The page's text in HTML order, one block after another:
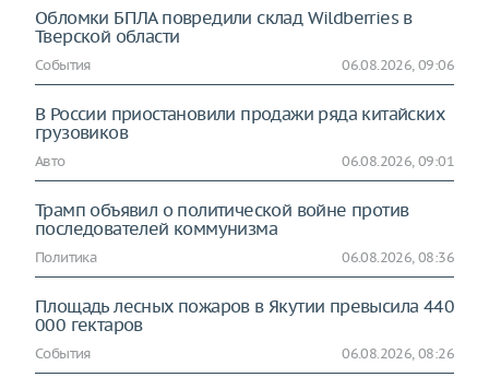
Обломки БПЛА повредили склад Wildberries в
Тверской области
События 06.08.2026, 09:06
В России приостановили продажи ряда китайских
грузовиков
Авто 06.08.2026, 09:01
Трамп объявил о политической войне против
последователей коммунизма
Политика 06.08.2026, 08:36
Площадь лесных пожаров в Якутии превысила 440
000 гектаров
События 06.08.2026, 08:26